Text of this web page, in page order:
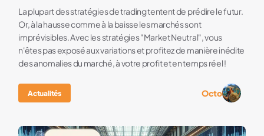
La plupart des stratégies de trading tentent de prédire le futur.
Or, à la hausse comme à la baisse les marchés sont
imprévisibles. Avec les stratégies "Market Neutral", vous
n'êtes pas exposé aux variations et profitez de manière inédite
des anomalies du marché, à votre profit et en temps réel !
Actualités Octo